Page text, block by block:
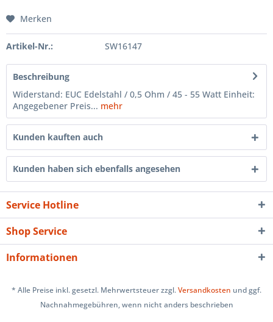
Merken
Artikel-Nr.: SW16147
Beschreibung
Widerstand: EUC Edelstahl / 0,5 Ohm / 45 - 55 Watt Einheit:
Angegebener Preis... mehr
Kunden kauften auch
Kunden haben sich ebenfalls angesehen
Service Hotline
Shop Service
Informationen
* Alle Preise inkl. gesetzl. Mehrwertsteuer zzgl.Versandkosten und ggf.
Nachnahmegebühren, wenn nicht anders beschrieben